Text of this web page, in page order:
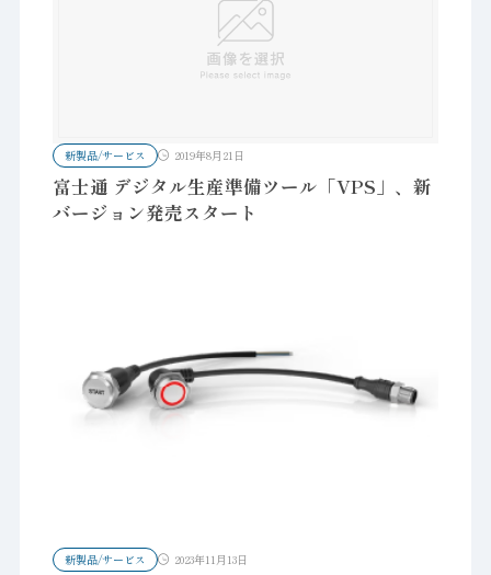
新製品/サービス 2019年8月21日
富士通 デジタル生産準備ツール「VPS」、新
バージョン発売スタート
新製品/サービス 2023年11月13日